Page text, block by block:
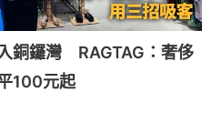
銅鑼灣 RAGTAG：奢侈
100元起